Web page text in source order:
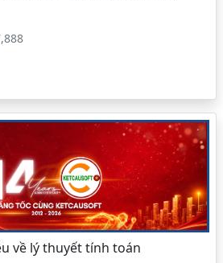
về lý thuyết tính toán